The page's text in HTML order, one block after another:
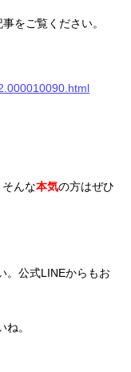
をご覧ください。
そんな本気の方はぜひ
。公式LINEからもお
。